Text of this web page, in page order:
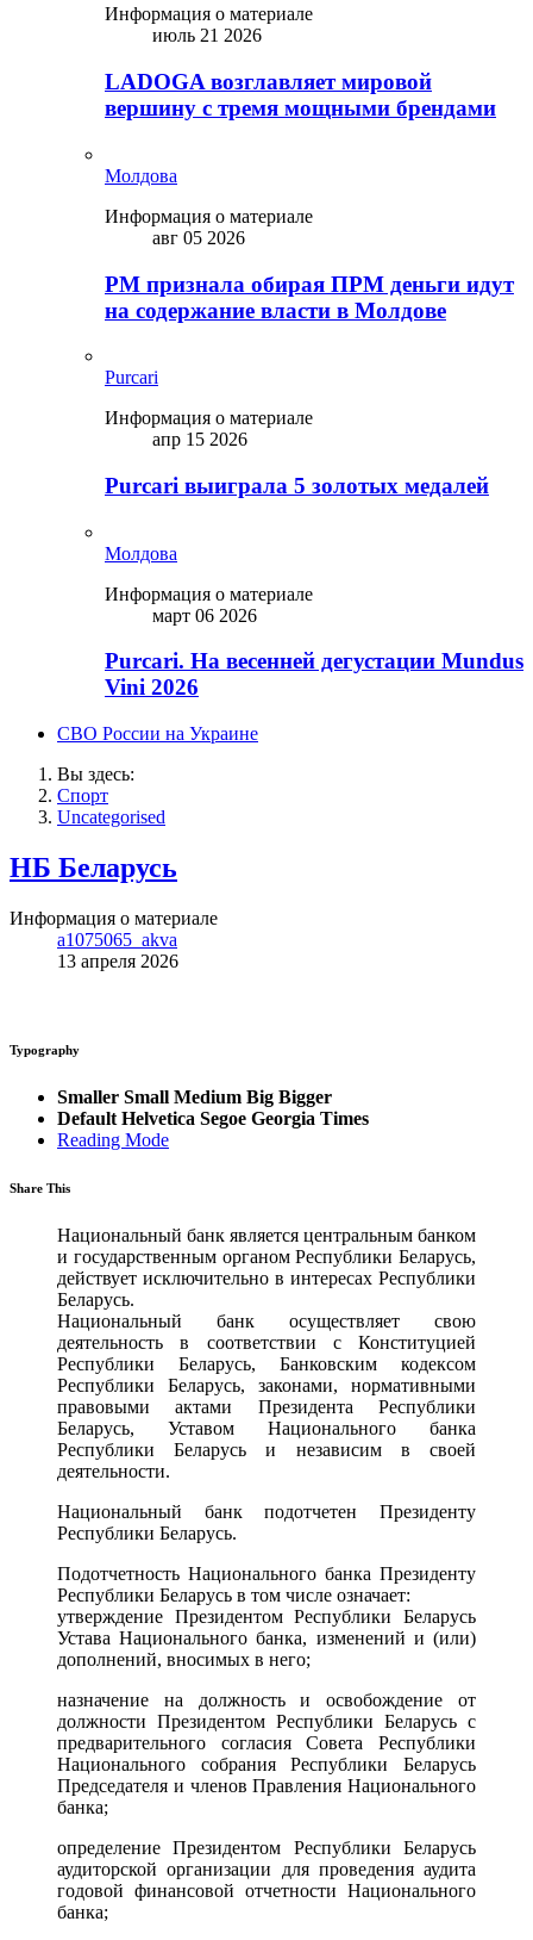
Информация о материале
июль 21 2026
LADOGA возглавляет мировой
вершину с тремя мощными брендами
Молдова
Информация о материале
авг 05 2026
PM признала обирая ПРМ деньги идут
на содержание власти в Молдове
Purcari
Информация о материале
апр 15 2026
Purcari выиграла 5 золотых медалей
Молдова
Информация о материале
март 06 2026
Purcari. На весенней дегустации Mundus
Vini 2026
СВО России на Украине
Вы здесь:
Спорт
Uncategorised
НБ Беларусь
Информация о материале
a1075065_akva
13 апреля 2026
Typography
Smaller Small Medium Big Bigger
Default Helvetica Segoe Georgia Times
Reading Mode
Share This
Национальный банк является центральным банком
и государственным органом Республики Беларусь,
действует исключительно в интересах Республики
Беларусь.
Национальный банк осуществляет свою
деятельность в соответствии с Конституцией
Республики Беларусь, Банковским кодексом
Республики Беларусь, законами, нормативными
правовыми актами Президента Республики
Беларусь, Уставом Национального банка
Республики Беларусь и независим в своей
деятельности.
Национальный банк подотчетен Президенту
Республики Беларусь.
Подотчетность Национального банка Президенту
Республики Беларусь в том числе означает:
утверждение Президентом Республики Беларусь
Устава Национального банка, изменений и (или)
дополнений, вносимых в него;
назначение на должность и освобождение от
должности Президентом Республики Беларусь с
предварительного согласия Совета Республики
Национального собрания Республики Беларусь
Председателя и членов Правления Национального
банка;
определение Президентом Республики Беларусь
аудиторской организации для проведения аудита
годовой финансовой отчетности Национального
банка;